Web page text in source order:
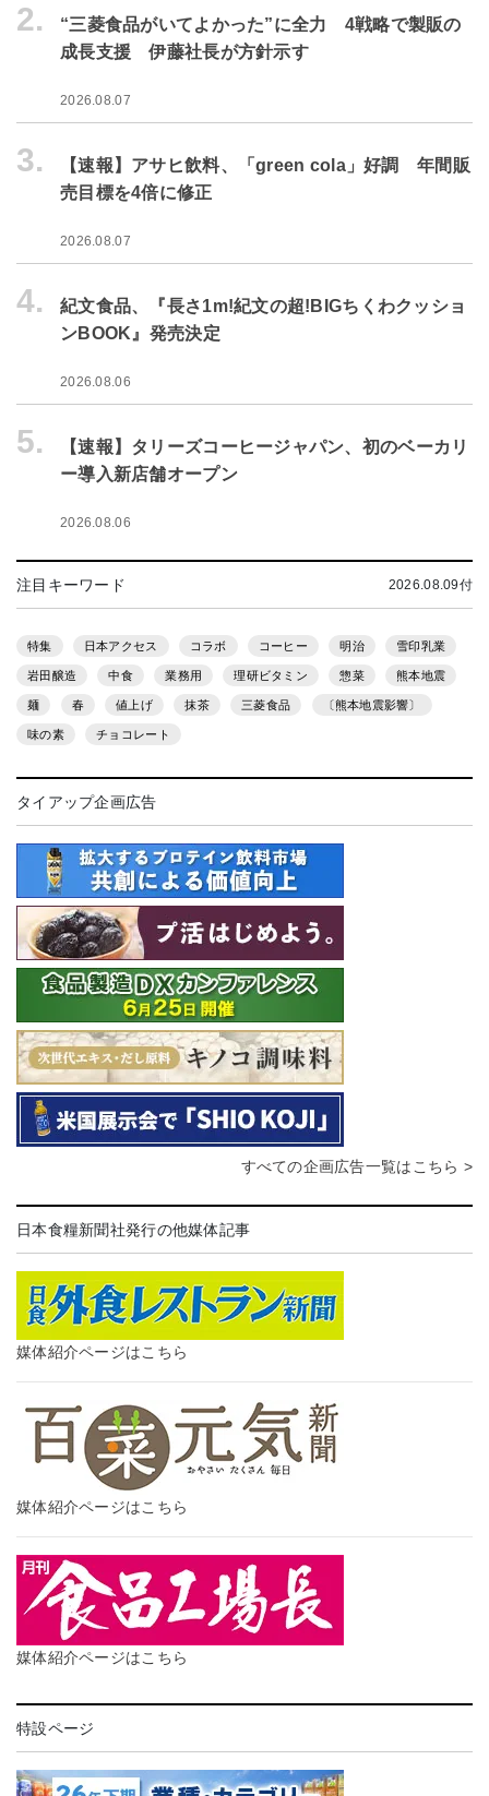
2.
“三菱食品がいてよかった”に全力 4戦略で製販の
成長支援 伊藤社長が方針示す
2026.08.07
3.
【速報】アサヒ飲料、「green cola」好調 年間販
売目標を4倍に修正
2026.08.07
4.
紀文食品、『長さ1m!紀文の超!BIGちくわクッショ
ンBOOK』発売決定
2026.08.06
5.
【速報】タリーズコーヒージャパン、初のベーカリ
ー導入新店舗オープン
2026.08.06
注目キーワード 2026.08.09付
特集 日本アクセス コラボ コーヒー 明治 雪印乳業
岩田醸造 中食 業務用 理研ビタミン 惣菜 熊本地震
麺 春 値上げ 抹茶 三菱食品 〔熊本地震影響〕
味の素 チョコレート
タイアップ企画広告
すべての企画広告一覧はこちら >
日本食糧新聞社発行の他媒体記事
媒体紹介ページはこちら
媒体紹介ページはこちら
媒体紹介ページはこちら
特設ページ